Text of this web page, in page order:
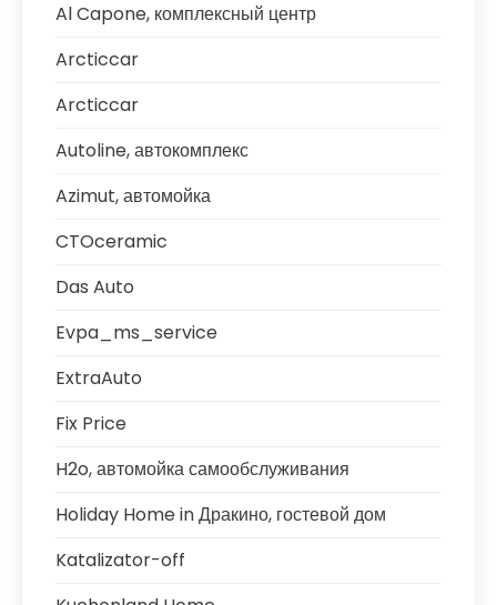
Al Capone, комплексный центр
Arcticcar
Arcticcar
Autoline, автокомплекс
Azimut, автомойка
CTOceramic
Das Auto
Evpa_ms_service
ExtraAuto
Fix Price
H2o, автомойка самообслуживания
Holiday Home in Дракино, гостевой дом
Katalizator-off